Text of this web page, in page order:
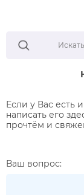
Если у Вас есть
написать его
прочтём и
Ваш вопрос: